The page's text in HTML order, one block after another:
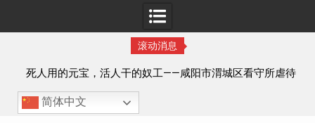
滚动消息
用的元宝，活人干的奴工——咸阳市渭城区看守所虐待
管人部分线索汇总：叠元宝、铅中毒、任务制体罚、死
亡封锁
锡安
简体中文